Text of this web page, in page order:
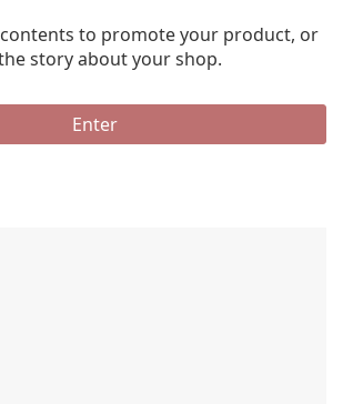
to promote your product, or
story about your shop.
Enter